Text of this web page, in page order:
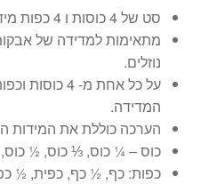
₪69.
₪35.סט של 4 כוסות ו 4 כפות מידה איכותיות .
מתאימות למדידה של
נוזלים.
על כל אחת מ-
המדידה.
הערכה כוללת את המידות
כוס – ¼ כוס, ⅓ כוס, ½
כפות: כף, ½ כף, כפית, ½